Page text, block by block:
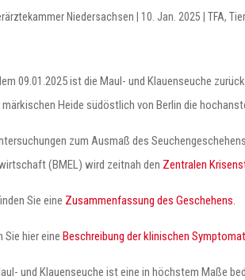
Niedersachsen 10. Jan. 2025 TFA,
09.01.2025 ist die Maul- und Klauenseuche
märkischen Heide südöstlich von Berlin die
zum Ausmaß des
(BMEL) wird zeitnah den Zentralen
Sie eine Zusammenfassung des Geschehens.
Sie hier eine Beschreibung der klinischen
und Klauenseuche ist eine in höchstem Maße